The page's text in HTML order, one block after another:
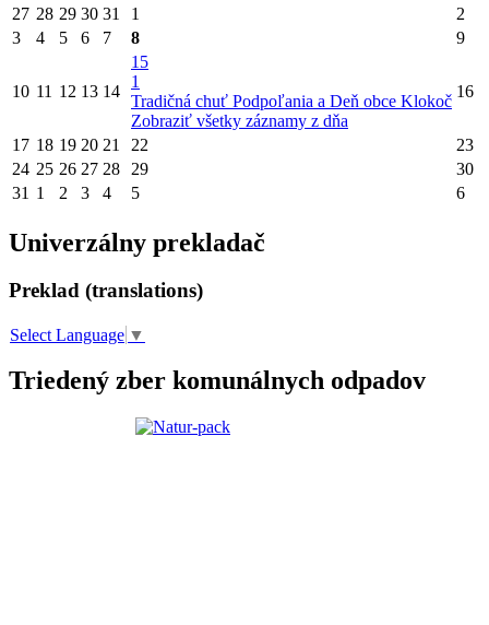
27 28 29 30 31 1
2
3
4 5 6 7 8 9
10 11 12 13 14
15
1
Tradičná chuť Podpoľania a Deň obce Klokoč
Zobraziť všetky záznamy z dňa
16
17 18 19 20 21 22
23
24 25 26 27 28 29
30
31 1 2 3 4 5 6
Univerzálny prekladač
Preklad (translations)
Select Language ▼
Triedený zber komunálnych odpadov